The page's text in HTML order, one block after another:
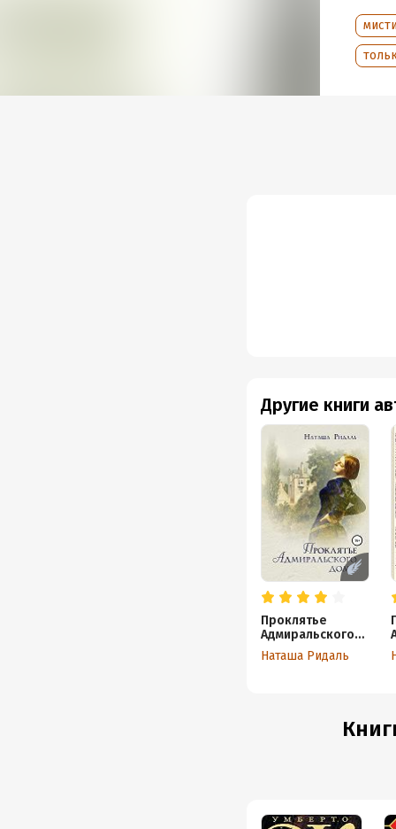
Другие книги
Проклятье
Адмиральского
дома
Наташа Ридаль